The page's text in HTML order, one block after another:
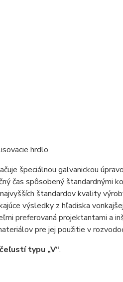
hrdlo
špeciálnou galvanickou
čas spôsobený štandardnými
štandardov kvality
výsledky z hľadiska
preferovaná projektantami a
pre jej použitie v
čeľustí typu „V“.